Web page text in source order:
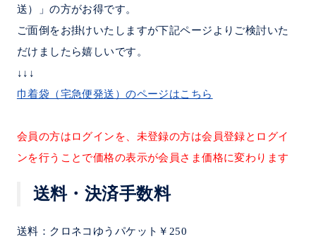
送）」の方がお得です。
ご面倒をお掛けいたしますが下記ページよりご検討いた
だけましたら嬉しいです。
↓↓↓
巾着袋（宅急便発送）のページはこちら
会員の方はログインを、未登録の方は会員登録とログイ
ンを行うことで価格の表示が会員さま価格に変わります
送料・決済手数料
送料：クロネコゆうパケット￥250